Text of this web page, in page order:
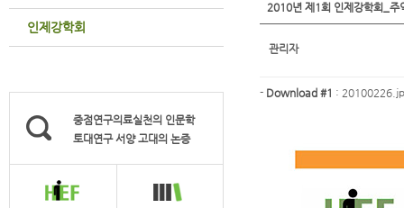
인제강학회
중점연구의료실천의 인문학
토대연구 서양 고대의 논증
2010년 제1회 인제강학회_주
관리자
- Download #1 :